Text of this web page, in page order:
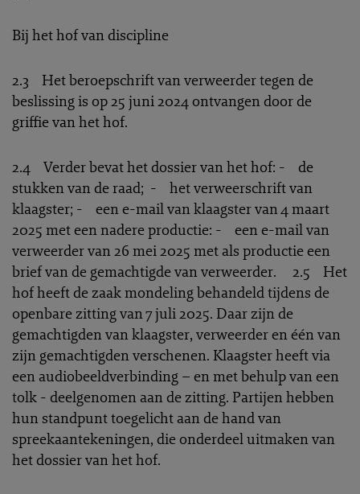
Bij het hof van discipline
2.3 Het beroepschrift van verweerder tegen de
beslissing is op 25 juni 2024 ontvangen door de
griffie van het hof.
2.4 Verder bevat het dossier van het hof: - de
stukken van de raad; - het verweerschrift van
klaagster; - een e-mail van klaagster van 4 maart
2025 met een nadere productie: - een e-mail van
verweerder van 26 mei 2025 met als productie een
brief van de gemachtigde van verweerder. 2.5 Het
hof heeft de zaak mondeling behandeld tijdens de
openbare zitting van 7 juli 2025. Daar zijn de
gemachtigden van klaagster, verweerder en één van
zijn gemachtigden verschenen. Klaagster heeft via
een audiobeeldverbinding – en met behulp van een
tolk - deelgenomen aan de zitting. Partijen hebben
hun standpunt toegelicht aan de hand van
spreekaantekeningen, die onderdeel uitmaken van
het dossier van het hof.